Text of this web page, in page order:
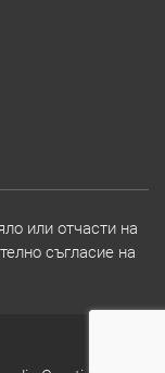
или отчасти на
съгласие на